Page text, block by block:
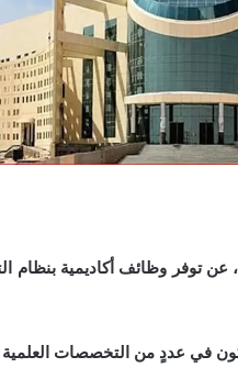
عن توفر وظائف أكاديمية بنظام
عددٍ من التخصصات العلمية